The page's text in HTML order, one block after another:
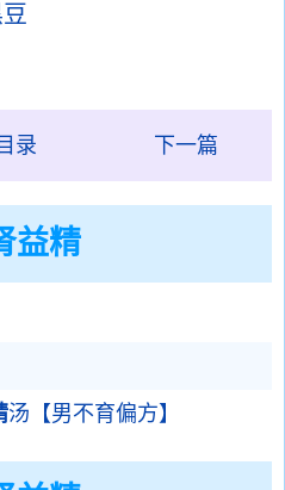
目录 下一篇
益精
汤【男不育偏方】